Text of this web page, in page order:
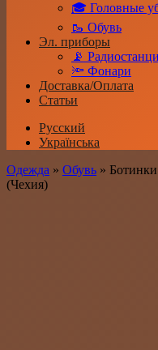
🎓 Головные
🥾 Обувь
Эл. приборы
📡
🔦 Фонари
Доставка/Оплата
Статьи
Русский
Українська
Одежда » Обувь »
(Чехия)